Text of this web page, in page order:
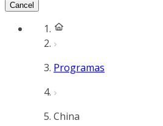
Cancel
Programas
China